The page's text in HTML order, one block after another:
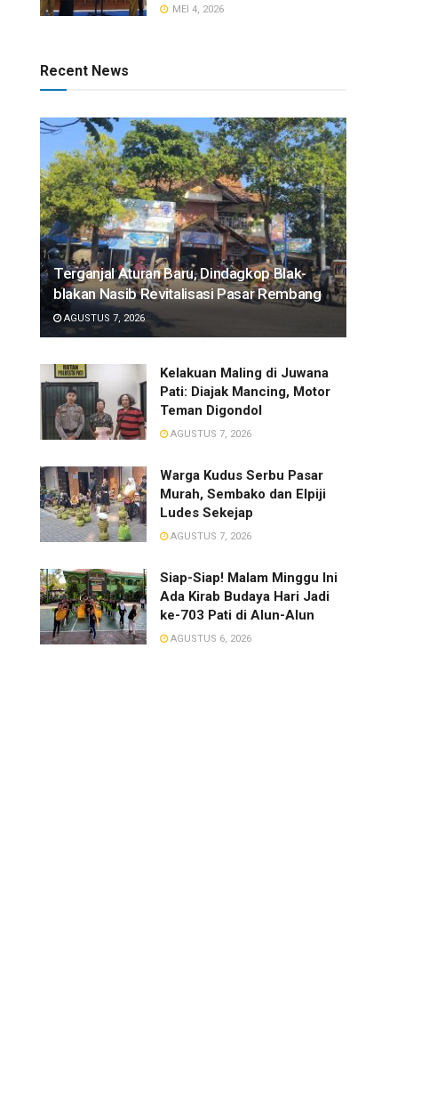
MEI 4, 2026
Recent News
Terganjal Aturan Baru, Dindagkop Blak-
blakan Nasib Revitalisasi Pasar Rembang
AGUSTUS 7, 2026
Kelakuan Maling di Juwana
Pati: Diajak Mancing, Motor
Teman Digondol
AGUSTUS 7, 2026
Warga Kudus Serbu Pasar
Murah, Sembako dan Elpiji
Ludes Sekejap
AGUSTUS 7, 2026
Siap-Siap! Malam Minggu Ini
Ada Kirab Budaya Hari Jadi
ke-703 Pati di Alun-Alun
AGUSTUS 6, 2026